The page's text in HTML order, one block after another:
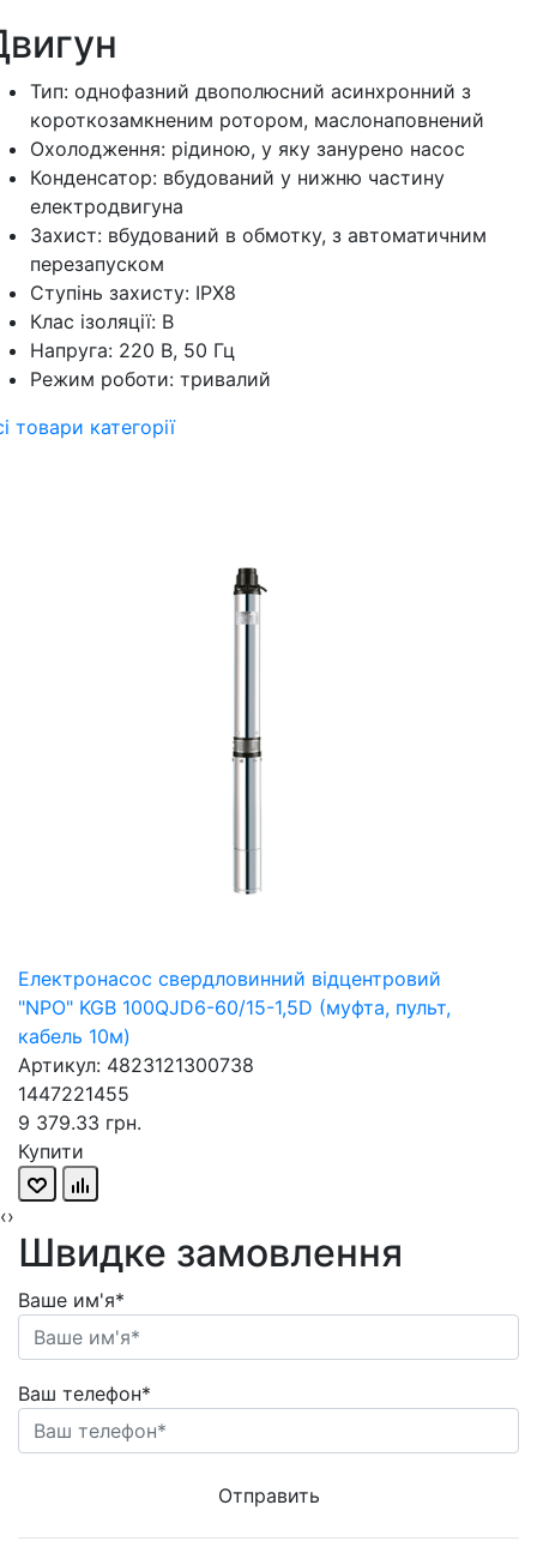
Тип: однофазний двополюсний асинхронний з
короткозамкненим ротором, маслонаповнений
Охолодження: рідиною, у яку занурено насос
Конденсатор: вбудований у нижню частину
електродвигуна
Захист: вбудований в обмотку, з автоматичним
перезапуском
Ступінь захисту: IPX8
Клас ізоляції: В
Напруга: 220 В, 50 Гц
Режим роботи: тривалий
товари категорії
Електронасос свердловинний відцентровий
"NPO" KGB 100QJD6-60/15-1,5D (муфта, пульт,
кабель 10м)
Артикул: 4823121300738
1447221455
9 379.33 грн.
Купити
‹›
Швидке замовлення
Ваше им'я*
Ваш телефон*